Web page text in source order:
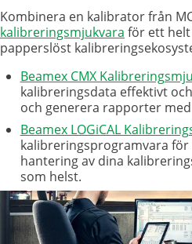
Kombinera en kalibrator från
kalibreringsmjukvara för ett
papperslöst
Beamex CMX
kalibreringsdata effektivt
och generera rapporter
Beamex LOGiCAL
kalibreringsprogramvara
hantering av dina
som helst.